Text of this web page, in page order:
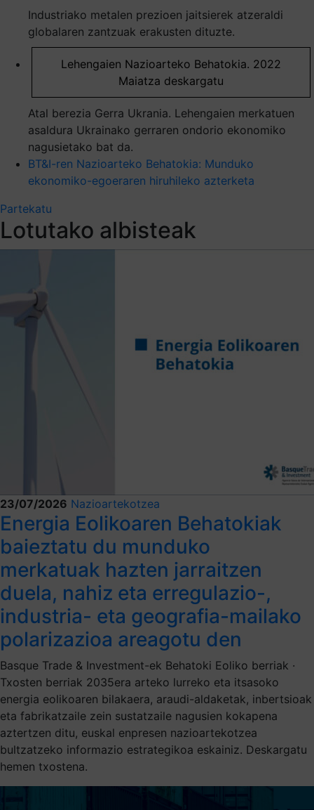
Industriako metalen prezioen jaitsierek atzeraldi
globalaren zantzuak erakusten dituzte.
Lehengaien Nazioarteko Behatokia. 2022
Maiatza deskargatu
Atal berezia Gerra Ukrania. Lehengaien merkatuen
asaldura Ukrainako gerraren ondorio ekonomiko
nagusietako bat da.
BT&I-ren Nazioarteko Behatokia: Munduko
ekonomiko-egoeraren hiruhileko azterketa
Partekatu
Lotutako albisteak
23/07/2026 Nazioartekotzea
Energia Eolikoaren Behatokiak
baieztatu du munduko
merkatuak hazten jarraitzen
duela, nahiz eta erregulazio-,
industria- eta geografia-mailako
polarizazioa areagotu den
Basque Trade & Investment-ek Behatoki Eoliko berriak ·
Txosten berriak 2035era arteko lurreko eta itsasoko
energia eolikoaren bilakaera, araudi-aldaketak, inbertsioak
eta fabrikatzaile zein sustatzaile nagusien kokapena
aztertzen ditu, euskal enpresen nazioartekotzea
bultzatzeko informazio estrategikoa eskainiz. Deskargatu
hemen txostena.